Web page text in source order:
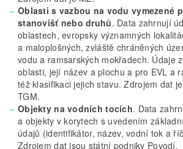
Oblasti s vazbou na vodu vymezené
stanovišť nebo druhů. Data zahrnují
oblastech, evropsky významných
a maloplošných, zvláště chráněných
vodu a ramsarských mokřadech. Údaje
oblasti, její název a plochu a pro EVL a
též klasifikaci jejich stavu. Zdrojem dat
TGM.
Objekty na vodních tocích. Data
a objekty v korytech s uvedením
údajů (identifikátor, název, vodní tok a
Zdrojem dat jsou státní podniky Povodí.